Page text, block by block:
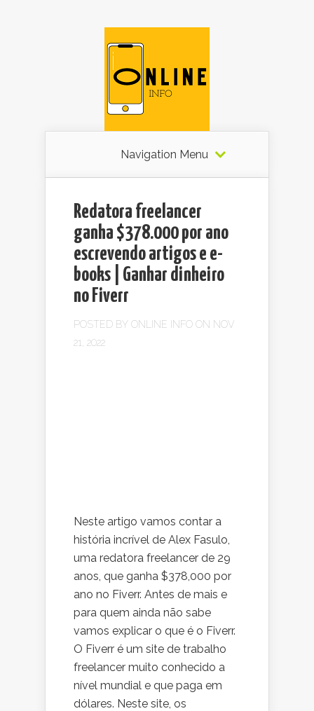
Navigation Menu
Redatora freelancer
ganha $378.000 por ano
escrevendo artigos e e-
books | Ganhar dinheiro
no Fiverr
POSTED BY ONLINE INFO ON NOV
21, 2022
Neste artigo vamos contar a
história incrível de Alex Fasulo,
uma redatora freelancer de 29
anos, que ganha $378,000 por
ano no Fiverr. Antes de mais e
para quem ainda não sabe
vamos explicar o que é o Fiverr.
O Fiverr é um site de trabalho
freelancer muito conhecido a
nível mundial e que paga em
dólares. Neste site, os